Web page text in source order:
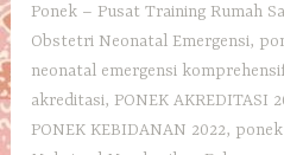
Ponek – Pusat Training Rumah
Obstetri Neonatal Emergensi,
neonatal emergensi
akreditasi, PONEK AKREDITASI
PONEK KEBIDANAN 2022,